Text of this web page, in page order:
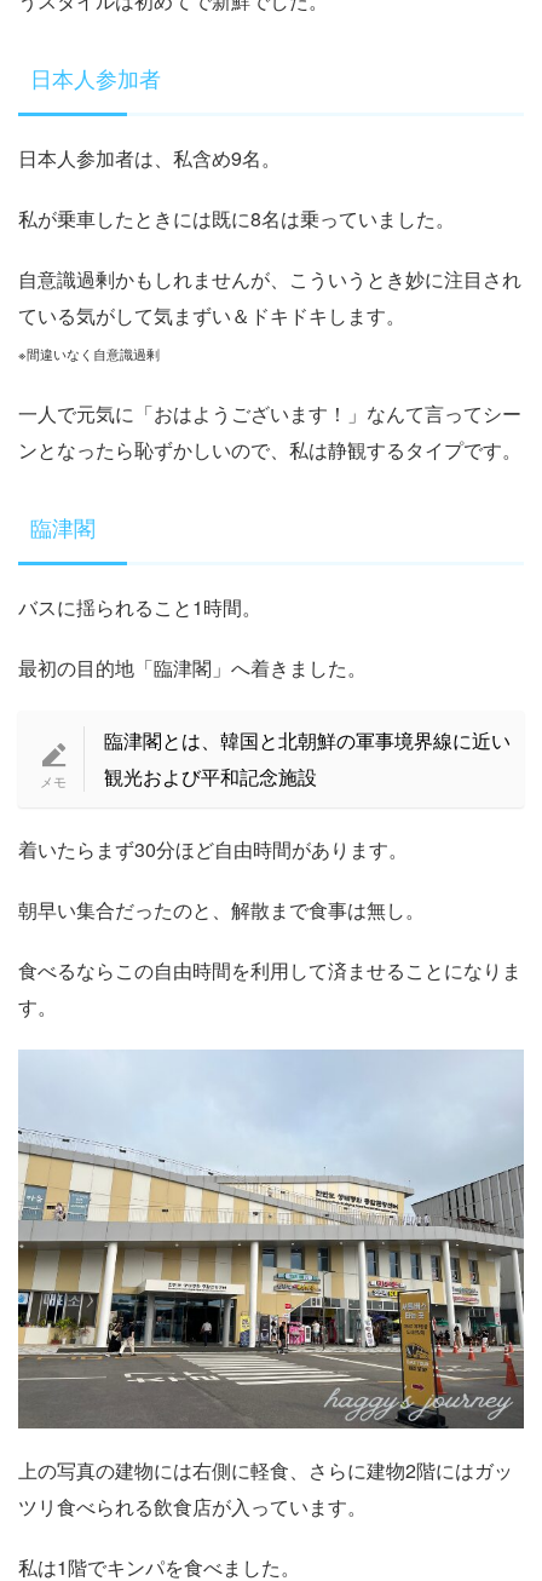
日本人参加者
日本人参加者は、私含め9名。
私が乗車したときには既に8名は乗っていました。
自意識過剰かもしれませんが、こういうとき妙に注目され
ている気がして気まずい＆ドキドキします。
※間違いなく自意識過剰
一人で元気に「おはようございます！」なんて言ってシー
ンとなったら恥ずかしいので、私は静観するタイプです。
臨津閣
バスに揺られること1時間。
最初の目的地「臨津閣」へ着きました。
臨津閣とは、韓国と北朝鮮の軍事境界線に近い
観光および平和記念施設
着いたらまず30分ほど自由時間があります。
朝早い集合だったのと、解散まで食事は無し。
食べるならこの自由時間を利用して済ませることになりま
す。
上の写真の建物には右側に軽食、さらに建物2階にはガッ
ツリ食べられる飲食店が入っています。
私は1階でキンパを食べました。